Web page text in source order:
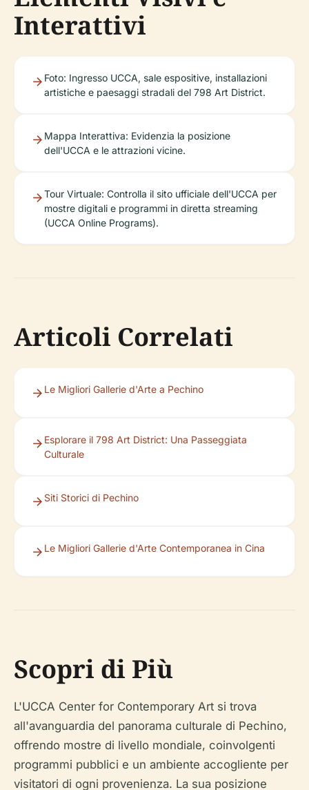
Interattivi
Foto: Ingresso UCCA, sale espositive, installazioni
artistiche e paesaggi stradali del 798 Art District.
Mappa Interattiva: Evidenzia la posizione
dell'UCCA e le attrazioni vicine.
Tour Virtuale: Controlla il sito ufficiale dell'UCCA per
mostre digitali e programmi in diretta streaming
(UCCA Online Programs).
Articoli Correlati
Le Migliori Gallerie d'Arte a Pechino
Esplorare il 798 Art District: Una Passeggiata
Culturale
Siti Storici di Pechino
Le Migliori Gallerie d'Arte Contemporanea in Cina
Scopri di Più
L'UCCA Center for Contemporary Art si trova
all'avanguardia del panorama culturale di Pechino,
offrendo mostre di livello mondiale, coinvolgenti
programmi pubblici e un ambiente accogliente per
visitatori di ogni provenienza. La sua posizione